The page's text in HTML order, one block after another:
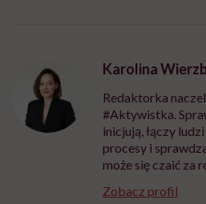
Karolina
Redaktorka
#Aktywistka.
inicjują, łączy
procesy i
może się czaić za
Zobacz profil